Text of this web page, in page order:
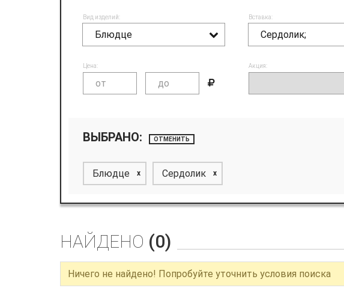
Вид изделий:
Блюдце
Вставка:
Сердолик;
Цена: Акция:
ВЫБРАНО: ОТМЕНИТЬ
Блюдце x Сердолик x
НАЙДЕНО (0)
Ничего не найдено! Попробуйте уточнить условия поиска